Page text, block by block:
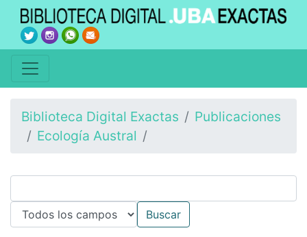
Biblioteca Digital Exactas
Publicaciones
Ecología Austral